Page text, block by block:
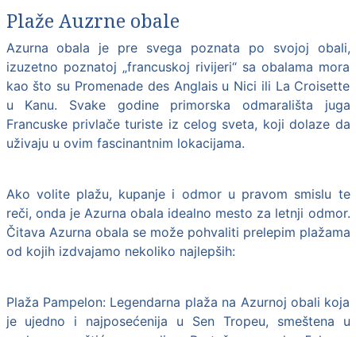
Plaže Auzrne obale
Azurna obala je pre svega poznata po svojoj obali,
izuzetno poznatoj „francuskoj rivijeri“ sa obalama mora
kao što su Promenade des Anglais u Nici ili La Croisette
u Kanu. Svake godine primorska odmarališta juga
Francuske privlače turiste iz celog sveta, koji dolaze da
uživaju u ovim fascinantnim lokacijama.
Ako volite plažu, kupanje i odmor u pravom smislu te
reči, onda je Azurna obala idealno mesto za letnji odmor.
Čitava Azurna obala se može pohvaliti prelepim plažama
od kojih izdvajamo nekoliko najlepših:
Plaža Pampelon: Legendarna plaža na Azurnoj obali koja
je ujedno i najposećenija u Sen Tropeu, smeštena u